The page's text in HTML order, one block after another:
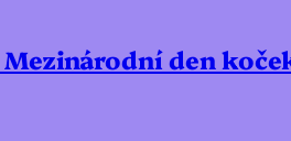
den